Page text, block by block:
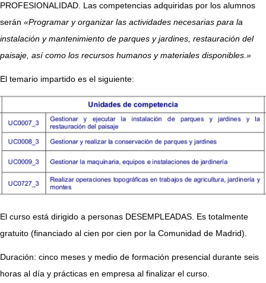
PROFESIONALIDAD. Las competencias adquiridas por los alumnos
serán «Programar y organizar las actividades necesarias para la
instalación y mantenimiento de parques y jardines, restauración del
paisaje, así como los recursos humanos y materiales disponibles.»
El temario impartido es el siguiente:
El curso está dirigido a personas DESEMPLEADAS. Es totalmente
gratuito (financiado al cien por cien por la Comunidad de Madrid).
Duración: cinco meses y medio de formación presencial durante seis
horas al día y prácticas en empresa al finalizar el curso.